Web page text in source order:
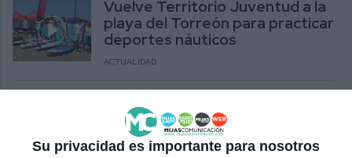
Su privacidad es importante para nosotros
Vuelve Territorio Juventud a la
playa del Torreón para practicar
deportes náuticos
ACTUALIDAD
del C.P. Mijas en la playa del
Chaparral